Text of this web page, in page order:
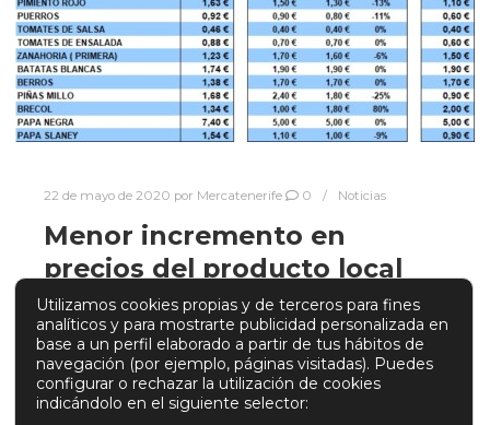
22 de mayo de 2020 por Mercatenerife 0 Noticias
Menor incremento en
precios del producto local
frente al foráneo
Esta semana el valor de la cesta de la compra
(precio medio ponderado) de los productos
hortofrutícolas locales es de 1,00 €/kg, 2
Utilizamos cookies propias y de terceros para fines
analíticos y para mostrarte publicidad personalizada en
base a un perfil elaborado a partir de tus hábitos de
navegación (por ejemplo, páginas visitadas). Puedes
configurar o rechazar la utilización de cookies
indicándolo en el siguiente selector: